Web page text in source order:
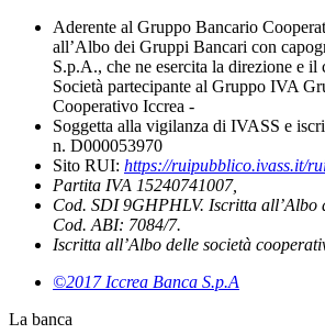
Aderente al Gruppo Bancario
all’Albo dei Gruppi Bancari con
S.p.A., che ne esercita la direzione e il
Società partecipante al Gruppo IVA
Cooperativo Iccrea -
Soggetta alla vigilanza di IVASS e
n. D000053970
Sito RUI: https://ruipubblico.ivass.it/
Partita IVA 15240741007,
Cod. SDI 9GHPHLV. Iscritta all’Albo
Cod. ABI: 7084/7.
Iscritta all’Albo delle società
©2017 Iccrea Banca S.p.A
La banca